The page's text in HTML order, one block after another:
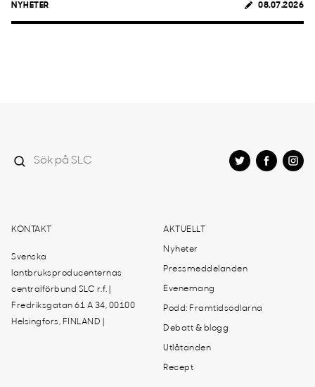
NYHETER 08.07.2026
KONTAKT
Svenska
lantbruksproducenternas
centralförbund SLC r.f. |
Fredriksgatan 61 A 34, 00100
Helsingfors, FINLAND |
AKTUELLT
Nyheter
Pressmeddelanden
Evenemang
Podd: Framtidsodlarna
Debatt & blogg
Utlåtanden
Recept